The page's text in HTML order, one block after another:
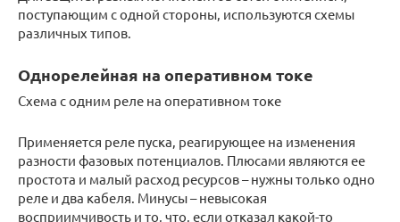
поступающим с одной стороны, используются схемы
различных типов.
Однорелейная на оперативном токе
Схема с одним реле на оперативном токе
Применяется реле пуска, реагирующее на изменения
разности фазовых потенциалов. Плюсами являются ее
простота и малый расход ресурсов – нужны только одно
реле и два кабеля. Минусы – невысокая
восприимчивость и то, что, если отказал какой-то